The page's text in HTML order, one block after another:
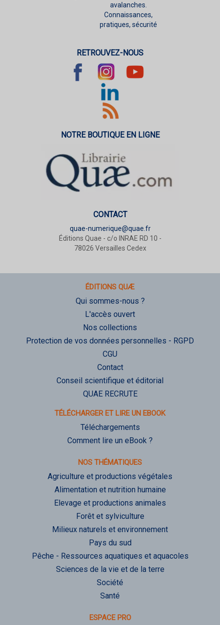
avalanches.
Connaissances,
pratiques, sécurité
RETROUVEZ-NOUS
NOTRE BOUTIQUE EN LIGNE
CONTACT
quae-numerique@quae.fr
Éditions Quae - c/o INRAE RD 10 -
78026 Versailles Cedex
ÉDITIONS QUÆ
Qui sommes-nous ?
L'accès ouvert
Nos collections
Protection de vos données personnelles - RGPD
CGU
Contact
Conseil scientifique et éditorial
QUAE RECRUTE
TÉLÉCHARGER ET LIRE UN EBOOK
Téléchargements
Comment lire un eBook ?
NOS THÉMATIQUES
Agriculture et productions végétales
Alimentation et nutrition humaine
Elevage et productions animales
Forêt et sylviculture
Milieux naturels et environnement
Pays du sud
Pêche - Ressources aquatiques et aquacoles
Sciences de la vie et de la terre
Société
Santé
ESPACE PRO